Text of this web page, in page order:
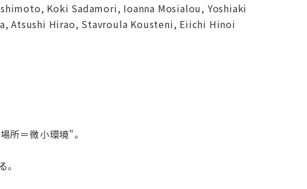
Koki Sadamori, Ioanna Mosialou, Yoshiaki
Atsushi Hirao, Stavroula Kousteni, Eiichi Hinoi
所＝微小環境"。